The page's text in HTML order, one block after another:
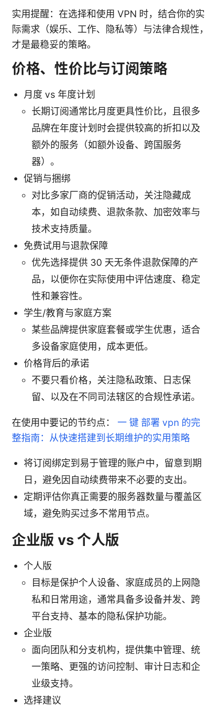
实用提醒：在选择和使用 VPN 时，结合你的实
际需求（娱乐、工作、隐私等）与法律合规性，
才是最稳妥的策略。
价格、性价比与订阅策略
月度 vs 年度计划
长期订阅通常比月度更具性价比，且很多
品牌在年度计划时会提供较高的折扣以及
额外的服务（如额外设备、跨国服务
器）。
促销与捆绑
对比多家厂商的促销活动，关注隐藏成
本，如自动续费、退款条款、加密效率与
技术支持质量。
免费试用与退款保障
优先选择提供 30 天无条件退款保障的产
品，以便你在实际使用中评估速度、稳定
性和兼容性。
学生/教育与家庭方案
某些品牌提供家庭套餐或学生优惠，适合
多设备家庭使用，成本更低。
价格背后的承诺
不要只看价格，关注隐私政策、日志保
留、以及在不同司法辖区的合规性承诺。
在使用中要记的节约点： 一 键 部署 vpn 的完
整指南：从快速搭建到长期维护的实用策略
将订阅绑定到易于管理的账户中，留意到期
日，避免因自动续费带来不必要的支出。
定期评估你真正需要的服务器数量与覆盖区
域，避免购买过多不常用节点。
企业版 vs 个人版
个人版
目标是保护个人设备、家庭成员的上网隐
私和日常用途，通常具备多设备并发、跨
平台支持、基本的隐私保护功能。
企业版
面向团队和分支机构，提供集中管理、统
一策略、更强的访问控制、审计日志和企
业级支持。
选择建议